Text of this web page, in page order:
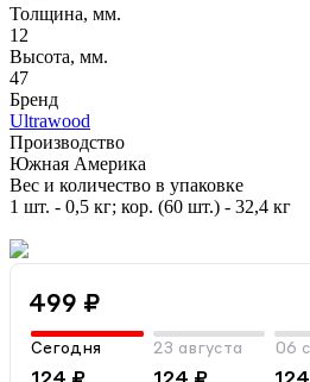
Толщина, мм.
12
Высота, мм.
47
Бренд
Ultrawood
Производство
Южная Америка
Вес и количество в упаковке
1 шт. - 0,5 кг; кор. (60 шт.) - 32,4 кг
499 ₽
Сегодня
124 ₽
23 августа
124 ₽
06